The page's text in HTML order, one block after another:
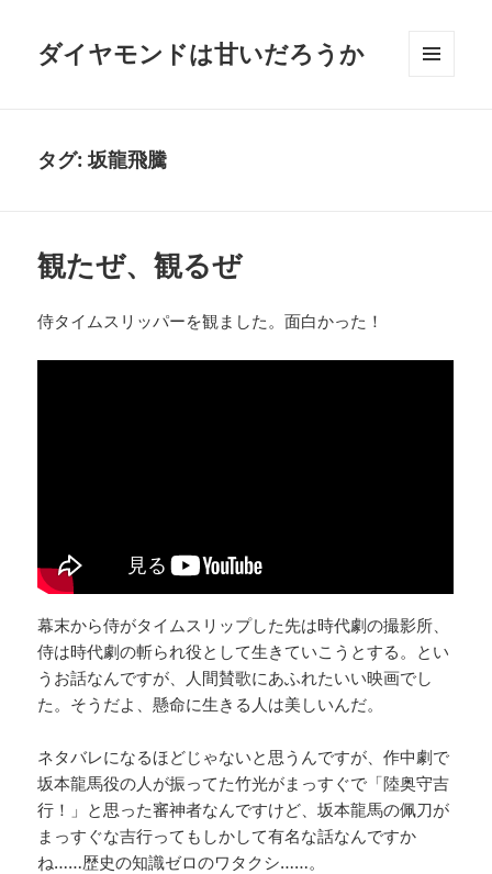
ダイヤモンドは甘いだろうか
タグ:坂龍飛騰
観たぜ、観るぜ
侍タイムスリッパーを観ました。面白かった！
幕末から侍がタイムスリップした先は時代劇の撮影所、
侍は時代劇の斬られ役として生きていこうとする。とい
うお話なんですが、人間賛歌にあふれたいい映画でし
た。そうだよ、懸命に生きる人は美しいんだ。
ネタバレになるほどじゃないと思うんですが、作中劇で
坂本龍馬役の人が振ってた竹光がまっすぐで「陸奥守吉
行！」と思った審神者なんですけど、坂本龍馬の佩刀が
まっすぐな吉行ってもしかして有名な話なんですか
ね……歴史の知識ゼロのワタクシ……。